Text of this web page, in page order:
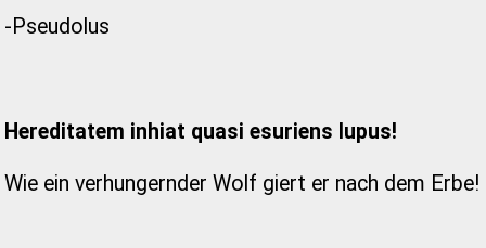
-Pseudolus
Hereditatem inhiat quasi esuriens lupus!
Wie ein verhungernder Wolf giert er nach dem Erbe!